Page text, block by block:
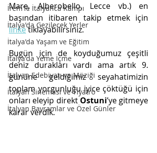
İrem'le İtalyanca Kampı
İtalya'da Gezilecek Yerler
İtalya'da Yaşam ve Eğitim
İtalya'da Yeme İçme
İtalyan Edebiyatı ve Müziği
İtalyan Sineması ve Tiyatro
İtalyan Bayramlar ve Özel Günler
Mare, Alberobello, Lecce vb.) en
linke tıklayabilirsiniz.
Bugün için de koyduğumuz çeşitli
deniz durakları vardı ama artık 9.
gününe geldiğimiz seyahatimizin
toplam yorgunluğu iyice çöktüğü için
onları eleyip direkt Ostuni’ye gitmeye
karar verdik.